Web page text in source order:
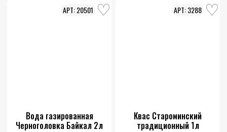
Вода газированная
Черноголовка Байкал 2л
20501
Квас Староминский
традиционный 1л
3288